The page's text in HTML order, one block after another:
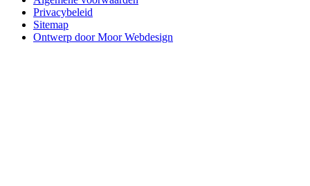
Privacybeleid
Sitemap
Ontwerp door Moor Webdesign